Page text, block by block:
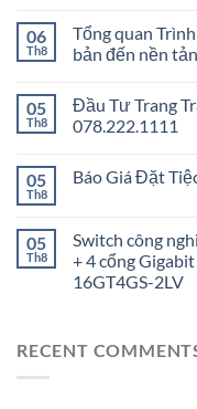
06
Th8
Tổng quan
bản đến nền
05
Th8
Đầu Tư Trang
078.222.1111
05
Th8
Báo Giá Đặt
05
Th8
Switch công
+ 4 cổng
16GT4GS-2LV
RECENT